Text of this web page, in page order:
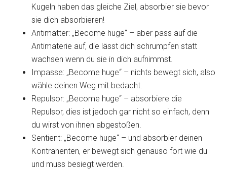
Kugeln haben das gleiche Ziel, absorbier sie bevor
sie dich absorbieren!
Antimatter: „Become huge“ – aber pass auf die
Antimaterie auf, die lässt dich schrumpfen statt
wachsen wenn du sie in dich aufnimmst.
Impasse: „Become huge“ – nichts bewegt sich, also
wähle deinen Weg mit bedacht.
Repulsor: „Become huge“ – absorbiere die
Repulsor, dies ist jedoch gar nicht so einfach, denn
du wirst von ihnen abgestoßen.
Sentient: „Become huge“ – und absorbier deinen
Kontrahenten, er bewegt sich genauso fort wie du
und muss besiegt werden.